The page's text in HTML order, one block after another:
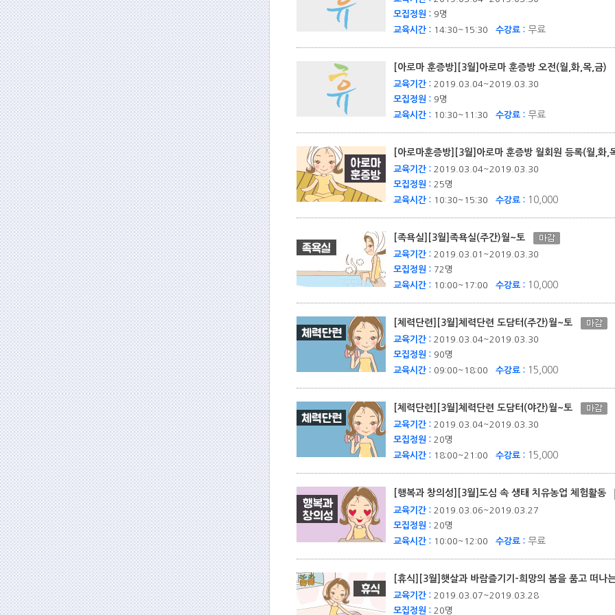
모집정원 : 9명
교육시간 : 14:30~15:30 수강료 : 무료
[아로마 훈증방][3월]아로마 훈증방 오전(월,화,목,금)
교육기간 : 2019.03.04~2019.03.30
모집정원 : 9명
교육시간 : 10:30~11:30 수강료 : 무료
[아로마훈증방][3월]아로마 훈증방 월회원 등록(월,
교육기간 : 2019.03.04~2019.03.30
모집정원 : 25명
교육시간 : 10:30~15:30 수강료 : 10,000
[족욕실][3월]족욕실(주간)월~토
교육기간 : 2019.03.01~2019.03.30
모집정원 : 72명
교육시간 : 10:00~17:00 수강료 : 10,000
[체력단련][3월]체력단련 도담터(주간)월~토
교육기간 : 2019.03.04~2019.03.30
모집정원 : 90명
교육시간 : 09:00~18:00 수강료 : 15,000
[체력단련][3월]체력단련 도담터(야간)월~토
교육기간 : 2019.03.04~2019.03.30
모집정원 : 20명
교육시간 : 18:00~21:00 수강료 : 15,000
[행복과 창의성][3월]도심 속 생태 치유농업 체험활동
교육기간 : 2019.03.06~2019.03.27
모집정원 : 20명
교육시간 : 10:00~12:00 수강료 : 무료
[휴식][3월]햇살과 바람즐기기-희망의 봄을 품고 떠
교육기간 : 2019.03.07~2019.03.28
모집정원 : 20명